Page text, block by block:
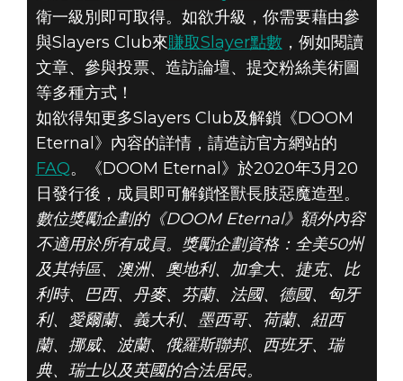
怪獸長肢惡魔
衛一級別即可取得。如欲升級，你需要藉由參
與Slayers Club來賺取Slayer點數 ，例如閱讀
文章、參與投票、造訪論壇、提交粉絲美術圖
等多種方式！
如欲得知更多Slayers Club及解鎖《DOOM
Eternal》內容的詳情，請造訪官方網站的
FAQ。《DOOM Eternal》於2020年3月20
日發行後，成員即可解鎖怪獸長肢惡魔造型。
數位獎勵企劃的《DOOM Eternal》額外內容
不適用於所有成員。獎勵企劃資格：全美50州
及其特區、澳洲、奧地利、加拿大、捷克、比
利時、巴西、丹麥、芬蘭、法國、德國、匈牙
利、愛爾蘭、義大利、墨西哥、荷蘭、紐西
蘭、挪威、波蘭、俄羅斯聯邦、西班牙、瑞
典、瑞士以及英國的合法居民。